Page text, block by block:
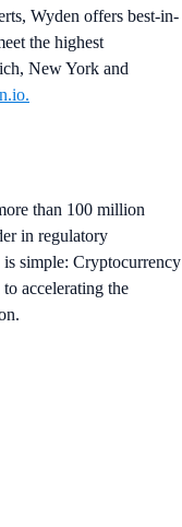
Wyden offers best-in-
the highest
New York and
than 100 million
in regulatory
simple: Cryptocurrency
accelerating the